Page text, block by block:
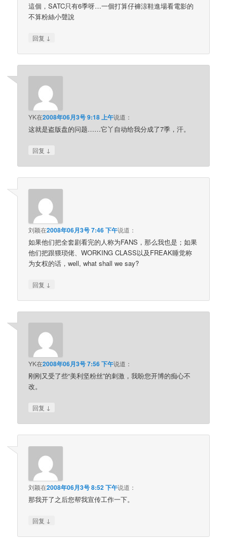
這個，SATC只有6季呀…一個打算仔褲涼鞋進場看電影的
不算粉絲小聲說
回复 ↓
YK在2008年06月3号 9:18 上午说道：
这就是盗版盘的问题……它丫自动给我分成了7季，汗。
回复 ↓
刘颖在2008年06月3号 7:46 下午说道：
如果他们把全套剧看完的人称为FANS，那么我也是；如果
他们把跟猥琐佬、WORKING CLASS以及FREAK睡觉称
为女权的话，well, what shall we say?
回复 ↓
YK在2008年06月3号 7:56 下午说道：
刚刚又受了些“美利坚粉丝”的刺激，我盼您开博的痴心不
改。
回复 ↓
刘颖在2008年06月3号 8:52 下午说道：
那我开了之后您帮我宣传工作一下。
回复 ↓